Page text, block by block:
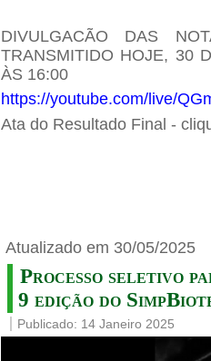
DIVULGACÃO DAS
TRANSMITIDO HOJE, 30
ÀS 16:00
https://youtube.com/live/
Ata do Resultado Final -
Atualizado em 30/05/2025
Processo seletivo
9 edição do
Publicado: 14 Janeiro 2025